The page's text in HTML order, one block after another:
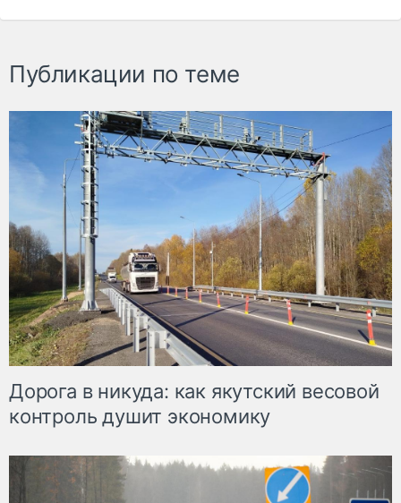
Публикации по теме
Дорога в никуда: как якутский весовой
контроль душит экономику